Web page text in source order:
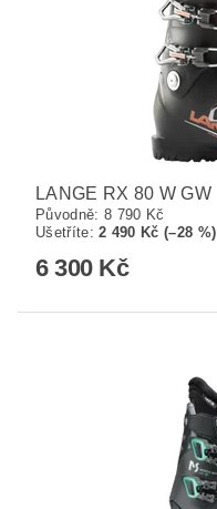
LANGE RX 80 W GW
Původně: 8 790 Kč
Ušetříte:2 490 Kč (–28 %)
6 300 Kč